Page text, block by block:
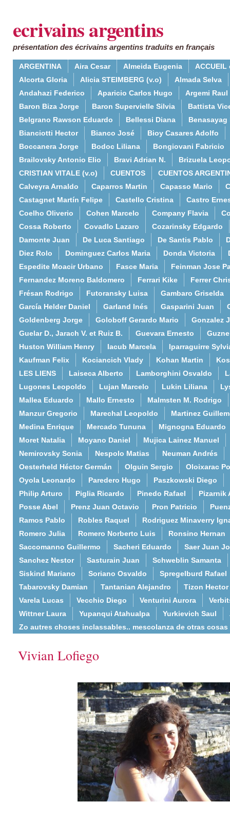
ecrivains argentins
présentation des écrivains argentins traduits en français
ARGENTINA Aira Cesar Almeida Eugenia
ACCUEIL
Alcorta Gloria
Alicia STEIMBERG (v.o)
Almada Selva
Andahazi Federico
Aparicio Carlos Hugo
Argemi Raul
Baron Biza Jorge
Baron Supervielle Silvia
Battista
Belgrano Rawson Eduardo
Bellessi Diana
Benasayag
Bianciotti Hector
Bianco José
Bioy Casares Adolfo
Boccanera Jorge
Bodoc Liliana
Bongiovani Fabricio
Brailovsky Antonio Elio
Bravi Adrian N.
Brizuela
CRISTIAN VITALE (v.o)
CUENTOS
CUENTOS
Calveyra Arnaldo
Caparros Martin Capasso Mario
Castagnet Martín Felipe
Castello Cristina
Castro
Coelho Oliverio
Cohen Marcelo Company Flavia
Cossa Roberto
Covadlo Lazaro
Cozarinsky Edgardo
Damonte Juan
De Luca Santiago De Santis Pablo
Diez Rolo
Dominguez Carlos Maria Donda Victoria
Espedite Moacir Urbano
Fasce Maria
Feinman Jose
Fernandez Moreno Baldomero
Ferrari Kike
Ferrer
Frésan Rodrigo
Futoransky Luisa
Gambaro Griselda
García Helder Daniel
Garland Inés Gasparini Juan
Goldenberg Jorge
Goloboff Gerardo Mario
Gonzalez
Guelar D., Jarach V. et Ruiz B.
Guevara Ernesto
Huston William Henry
Iacub Marcela
Iparraguirre
Kaufman Felix
Kociancich Vlady Kohan Martin
LES LIENS
Laiseca Alberto Lamborghini Osvaldo
Lugones Leopoldo
Lujan Marcelo Lukin Liliana
Mallea Eduardo
Mallo Ernesto
Malmsten M. Rodrigo
Manzur Gregorio
Marechal Leopoldo
Martinez
Medina Enrique
Mercado Tununa
Mignogna Eduardo
Moret Natalia
Moyano Daniel
Mujica Lainez Manuel
Nemirovsky Sonia
Nespolo Matias
Neuman Andrés
Oesterheld Héctor Germán
Olguin Sergio
Oloixarac
Oyola Leonardo
Paredero Hugo
Paszkowski Diego
Philip Arturo
Piglia Ricardo Pinedo Rafael
Pizarnik
Posse Abel
Prenz Juan Octavio Pron Patricio
Ramos Pablo
Robles Raquel
Rodriguez Minaverry
Romero Julia
Romero Norberto Luis
Ronsino Hernan
Saccomanno Guillermo
Sacheri Eduardo
Saer Juan
Sanchez Nestor
Sasturain Juan
Schweblin Samanta
Siskind Mariano
Soriano Osvaldo
Spregelburd Rafael
Tabarovsky Damian
Tantanian Alejandro
Tizon Hector
Varela Lucas
Vecchio Diego Venturini Aurora
Wittner Laura
Yupanqui Atahualpa Yurkievich Saul
Zo autres choses inclassables.. mescolanza de otras cosas
Vivian Lofiego